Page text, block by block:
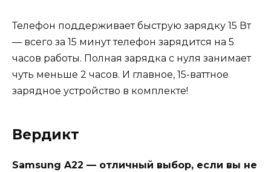
Телефон поддерживает быструю зарядку 15 Вт
— всего за 15 минут телефон зарядится на 5
часов работы. Полная зарядка с нуля занимает
чуть меньше 2 часов. И главное, 15-ваттное
зарядное устройство в комплекте!
Вердикт
Samsung A22 — отличный выбор, если вы не